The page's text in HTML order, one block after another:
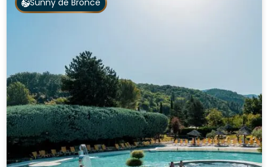
Sunny de Bronce